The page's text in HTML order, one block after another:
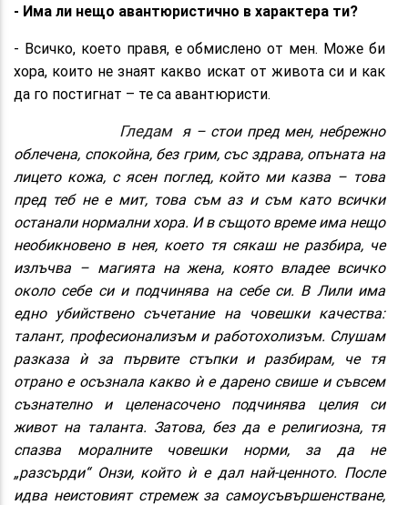
- Има ли нещо авантюристично в характера ти?
- Всичко, което правя, е обмислено от мен. Може би
хора, които не знаят какво искат от живота си и как
да го постигнат – те са авантюристи.
Гледам я – стои пред мен, небрежно
облечена, спокойна, без грим, със здрава, опъната на
лицето кожа, с ясен поглед, който ми казва – това
пред теб не е мит, това съм аз и съм като всички
останали нормални хора. И в същото време има нещо
необикновено в нея, което тя сякаш не разбира, че
излъчва – магията на жена, която владее всичко
около себе си и подчинява на себе си. В Лили има
едно убийствено съчетание на човешки качества:
талант, професионализъм и работохолизъм. Слушам
разказа ѝ за първите стъпки и разбирам, че тя
отрано е осъзнала какво ѝ е дарено свише и съвсем
съзнателно и целенасочено подчинява целия си
живот на таланта. Затова, без да е религиозна, тя
спазва моралните човешки норми, за да не
„разсърди“ Онзи, който ѝ е дал най-ценното. После
идва неистовият стремеж за самоусъвършенстване,